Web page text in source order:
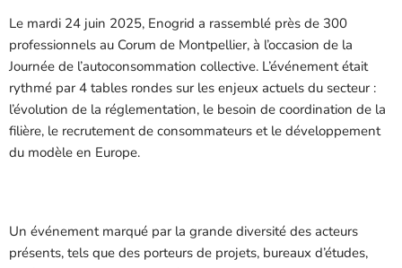
Le mardi 24 juin 2025, Enogrid a rassemblé près de 300
professionnels au Corum de Montpellier, à l’occasion de la
Journée de l’autoconsommation collective. L’événement était
rythmé par 4 tables rondes sur les enjeux actuels du secteur :
l’évolution de la réglementation, le besoin de coordination de la
filière, le recrutement de consommateurs et le développement
du modèle en Europe.
Un événement marqué par la grande diversité des acteurs
présents, tels que des porteurs de projets, bureaux d’études,